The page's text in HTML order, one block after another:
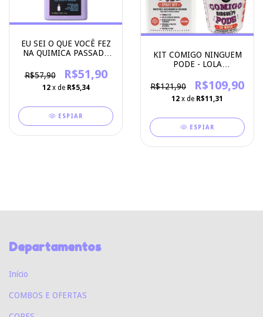
EU SEI O QUE VOCÊ FEZ
NA QUIMICA PASSADA
R$57,90
R$51,90
12 x de R$5,34
ESPIAR
KIT COMIGO NINGUEM
PODE - LOLA
R$121,90
R$109,90
12 x de R$11,31
ESPIAR
Departamentos
Início
COMBOS E OFERTAS